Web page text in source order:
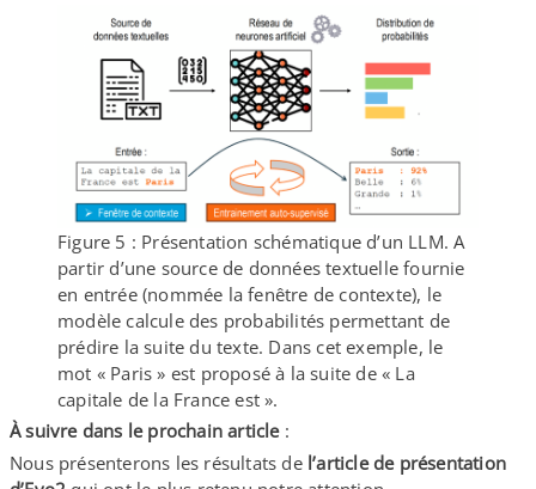
Figure 5 : Présentation schématique d’un LLM. A
partir d’une source de données textuelle fournie
en entrée (nommée la fenêtre de contexte), le
modèle calcule des probabilités permettant de
prédire la suite du texte. Dans cet exemple, le
mot « Paris » est proposé à la suite de « La
capitale de la France est ».
À suivre dans le prochain article:
Nous présenterons les résultats de l’article de présentation